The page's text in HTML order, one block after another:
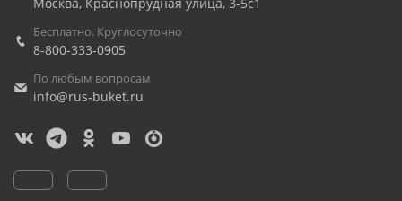
Бесплатно. Круглосуточно
8-800-333-0905
По любым вопросам
info@rus-buket.ru